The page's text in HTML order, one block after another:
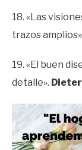
18. «Las
trazos
19. «El buen
detalle».